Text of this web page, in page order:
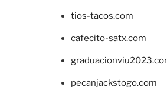
tios-tacos.com
cafecito-satx.com
pecanjackstogo.com